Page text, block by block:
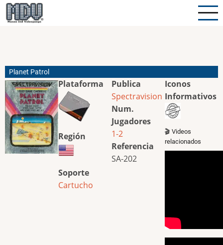
Pasar
al
Planet Patrol
Plataforma
Región
Soporte
Cartucho
Publica
Spectravision
Num.
Jugadores
1-2
Referencia
SA-202
Iconos
Informativos
🎬 Videos
relacionados